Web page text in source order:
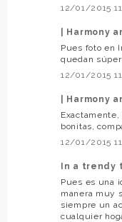
12/01/2015
| Harmony
Pues foto en
quedan
12/01/2015
| Harmony
bonitas,
12/01/2015
In a trendy
Pues es una
manera muy
siempre un
cualquier